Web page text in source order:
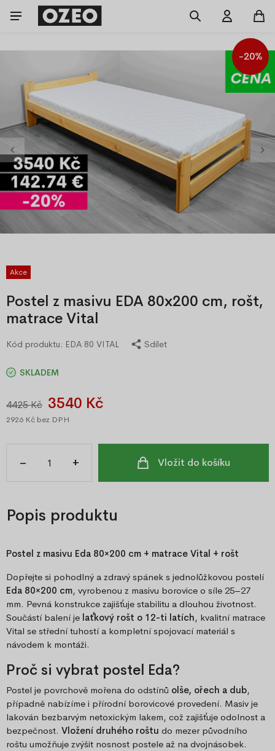
Akce
-20%
Postel z masivu EDA 80x200 cm, rošt,
matrace Vital
Kód produktu: EDA 80 VITAL Sdílet
SKLADEM
4425 Kč 3540 Kč
2926 Kč bez DPH
– + Vložit do košíku
Popis produktu
Postel z masivu Eda 80×200 cm + matrace Vital + rošt
Dopřejte si pohodlný a zdravý spánek s jednolůžkovou postelí
Eda 80×200 cm, vyrobenou z masivu borovice o síle 25–27
mm. Pevná konstrukce zajišťuje stabilitu a dlouhou životnost.
Součástí balení je laťkový rošt o 12-ti latích, kvalitní matrace
Vital se střední tuhostí a kompletní spojovací materiál s
návodem k montáži.
Proč si vybrat postel Eda?
Postel je povrchově mořena do odstínů olše, ořech a dub,
případně nabízíme i přírodní borovicové provedení. Masiv je
lakován bezbarvým netoxickým lakem, což zajišťuje odolnost a
bezpečnost. Vložení druhého roštu do mezer původního
roštu umožňuje zvýšit nosnost postele až na dvojnásobek.